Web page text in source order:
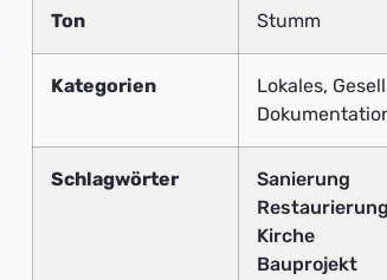
Ton Stumm
Kategorien
Lokales,
Schlagwörter
Sanierung
Restaurierung
Kirche
Bauprojekt